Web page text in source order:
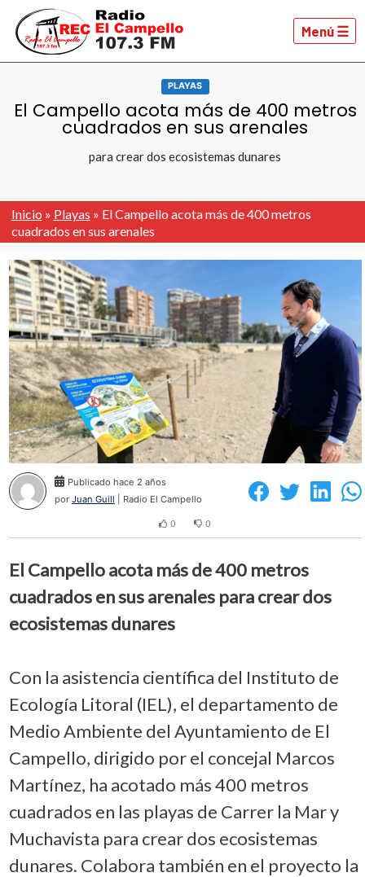
Menú ☰
PLAYAS
El Campello acota más de 400 metros
cuadrados en sus arenales
para crear dos ecosistemas dunares
Inicio » Playas » El Campello acota más de 400 metros
cuadrados en sus arenales
Publicado hace 2 años
por Juan Guill | Radio El Campello
0 0
El Campello acota más de 400 metros
cuadrados en sus arenales para crear dos
ecosistemas dunares
Con la asistencia científica del Instituto de
Ecología Litoral (IEL), el departamento de
Medio Ambiente del Ayuntamiento de El
Campello, dirigido por el concejal Marcos
Martínez, ha acotado más 400 metros
cuadrados en las playas de Carrer la Mar y
Muchavista para crear dos ecosistemas
dunares. Colabora también en el proyecto la